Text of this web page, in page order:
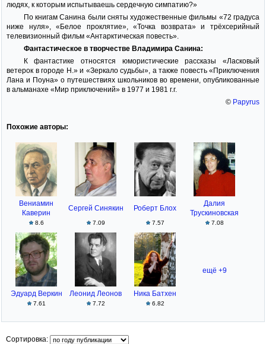
людях, к которым испытываешь сердечную симпатию?»
По книгам Санина были сняты художественные фильмы «72 градуса
ниже нуля», «Белое проклятие», «Точка возврата» и трёхсерийный
телевизионный фильм «Антарктическая повесть».
Фантастическое в творчестве Владимира Санина:
К фантастике относятся юмористические рассказы «Ласковый
ветерок в городе Н.» и «Зеркало судьбы», а также повесть «Приключения
Лана и Поуна» о путешествиях школьников во времени, опубликованные
в альманахе «Мир приключений» в 1977 и 1981 г.г.
© Papyrus
Похожие авторы:
Вениамин
Каверин
8.6
Сергей Синякин
7.09
Роберт Блох
7.57
Далия
Трускиновская
7.08
Эдуард Веркин
7.61
Леонид Леонов
7.72
Ника Батхен
6.82
ещё +9
Сортировка: